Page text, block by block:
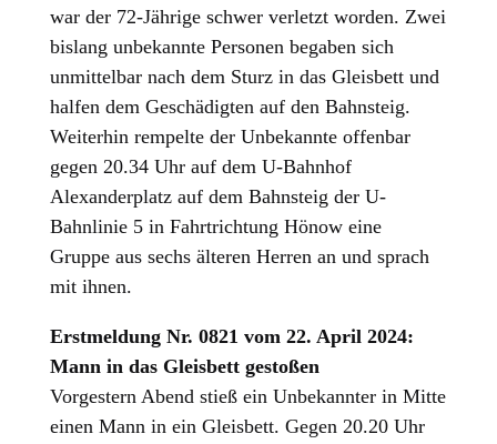
war der 72-Jährige schwer verletzt worden. Zwei
bislang unbekannte Personen begaben sich
unmittelbar nach dem Sturz in das Gleisbett und
halfen dem Geschädigten auf den Bahnsteig.
Weiterhin rempelte der Unbekannte offenbar
gegen 20.34 Uhr auf dem U-Bahnhof
Alexanderplatz auf dem Bahnsteig der U-
Bahnlinie 5 in Fahrtrichtung Hönow eine
Gruppe aus sechs älteren Herren an und sprach
mit ihnen.
Erstmeldung Nr. 0821 vom 22. April 2024:
Mann in das Gleisbett gestoßen
Vorgestern Abend stieß ein Unbekannter in Mitte
einen Mann in ein Gleisbett. Gegen 20.20 Uhr